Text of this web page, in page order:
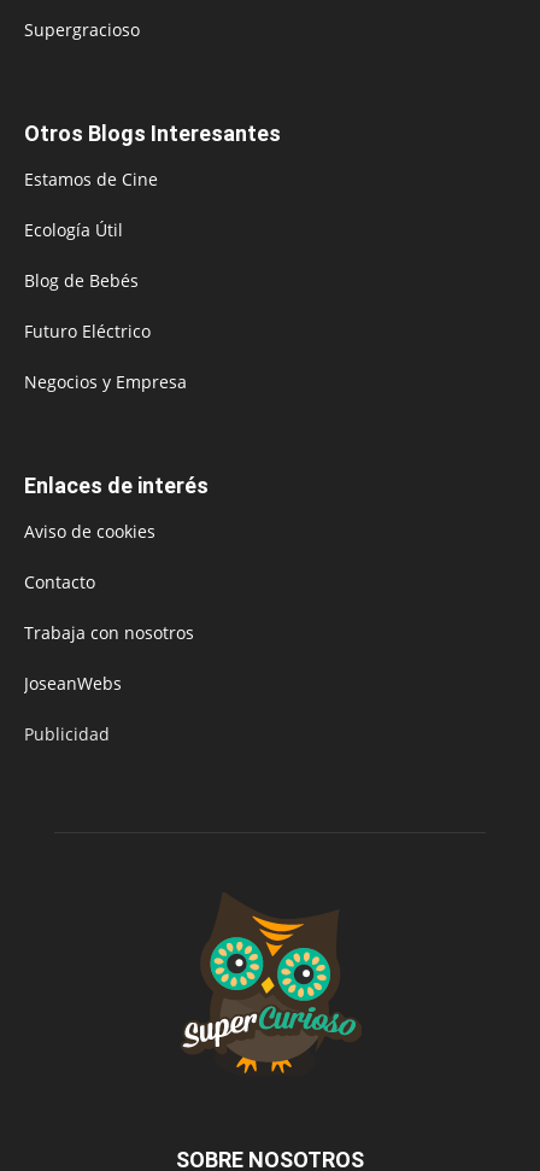
Supergracioso
Otros Blogs Interesantes
Estamos de Cine
Ecología Útil
Blog de Bebés
Futuro Eléctrico
Negocios y Empresa
Enlaces de interés
Aviso de cookies
Contacto
Trabaja con nosotros
JoseanWebs
Publicidad
SOBRE NOSOTROS